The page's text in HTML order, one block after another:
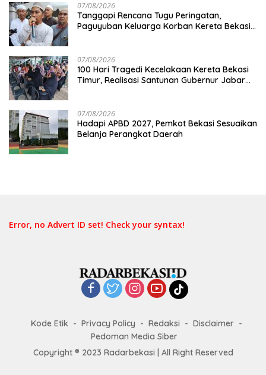
07/08/2026
Tanggapi Rencana Tugu Peringatan,
Paguyuban Keluarga Korban Kereta Bekasi
07/08/2026
100 Hari Tragedi Kecelakaan Kereta Bekasi
Timur, Realisasi Santunan Gubernur Jabar
07/08/2026
Hadapi APBD 2027, Pemkot Bekasi Sesuaikan
Belanja Perangkat Daerah
Error, no Advert ID set! Check your syntax!
Kode Etik Privacy Policy Redaksi
Disclaimer
Pedoman Media Siber
Copyright ® 2023 Radarbekasi | All Right Reserved